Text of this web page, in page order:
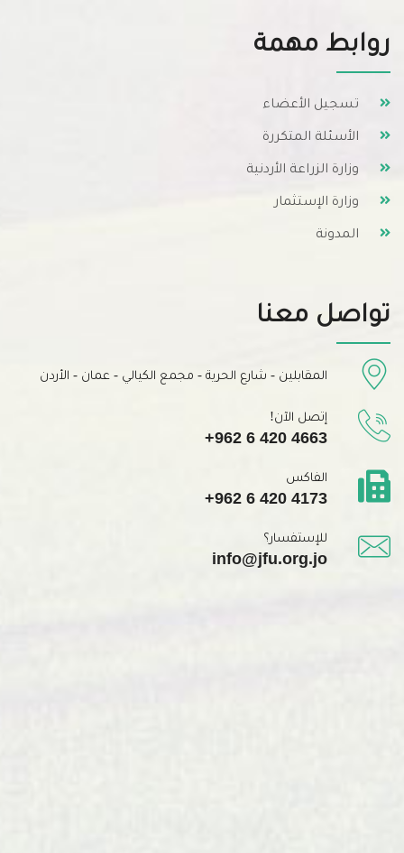
روابط مهمة
تسجيل الأعضاء
الأسئلة المتكررة
وزارة الزراعة الأردنية
وزارة الإستثمار
المدونة
تواصل معنا
المقابلين - شارع الحرية - مجمع الكيالي - عمان - الأردن
إتصل الآن!
+962 6 420 4663
الفاكس
+962 6 420 4173
للإستفسار؟
info@jfu.org.jo